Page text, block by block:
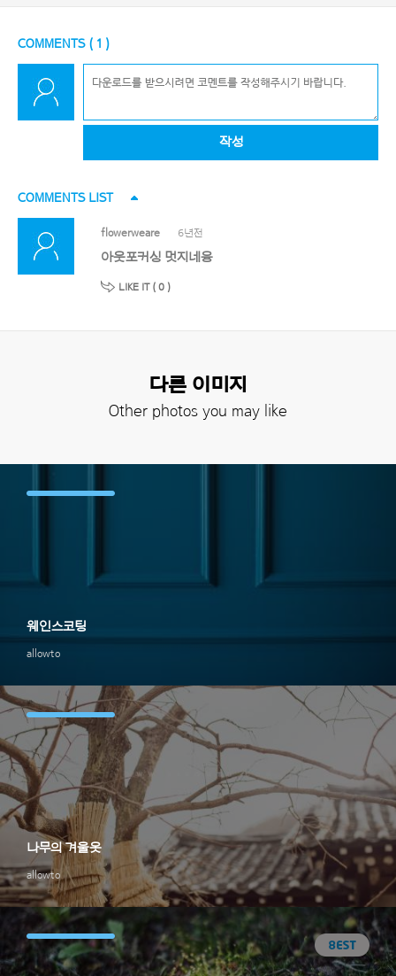
COMMENTS ( 1 )
작성
COMMENTS LIST
flowerweare 6년전
아웃포커싱 멋지네융
LIKE IT ( 0 )
다른 이미지
Other photos you may like
allowto
웨인스코팅
allowto
나무의 겨울옷